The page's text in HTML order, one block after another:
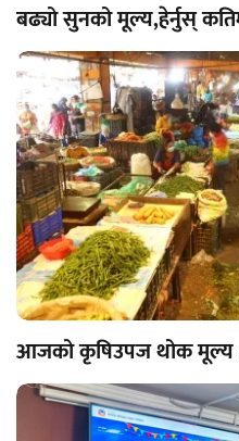
बढ्यो सुनको मूल्य,हेर्नुस्
आजको कृषिउपज थोक मूल्य